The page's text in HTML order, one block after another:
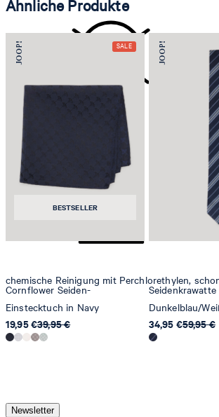
nicht reinigen
chemische Reinigung mit Perchlorethylen,
Ähnliche Produkte
BESTSELLER
Cornflower Seiden-
Einstecktuch in Navy
19,95 €39,95 €
Seidenkrawatte
Dunkelblau/
34,95 €59,95 €
Newsletter